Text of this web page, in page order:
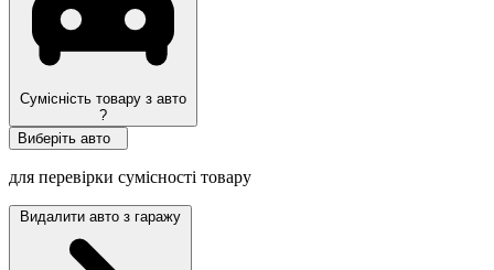
Сумісність товару з авто
?
Виберіть авто
для перевірки сумісності товару
Видалити авто з гаражу